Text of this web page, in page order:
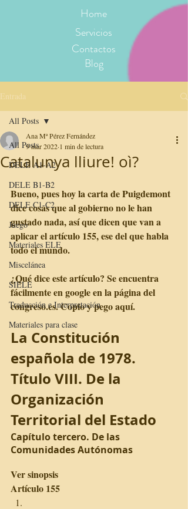
Home
Servicios
Contactos
Blog
Entrada
All Posts
DELE A1-A2
DELE B1-B2
DELE C1-C2
Juego
Materiales ELE
Miscelánea
SIELE
Traducción e Interpretación
Materiales para clase
All Posts
Catalunya lliure! oì?
Ana Mª Pérez Fernández
9 mar 2022 1 min de lectura
Bueno, pues hoy la carta de Puigdemont
dice cosas que al gobierno no le han
gustado nada, así que dicen que van a
aplicar el artículo 155, ese del que habla
todo el mundo.
¿Qué dice este artículo? Se encuentra
fácilmente en google en la página del
congreso.es. Copio y pego aquí.
La Constitución
española de 1978.
Título VIII. De la
Organización
Territorial del Estado
Capítulo tercero. De las
Comunidades Autónomas
Ver sinopsis
Artículo 155